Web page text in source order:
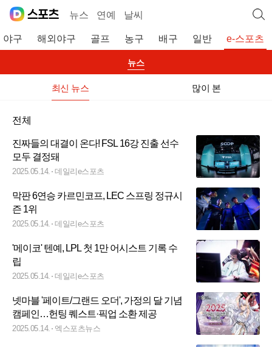
뉴스 연예 날씨
야구 해외야구 골프 농구 배구 일반 e-스포츠
뉴스
최신 뉴스 많이 본
전체
진짜들의 대결이 온다! FSL 16강 진출 선수
모두 결정돼
2025.05.14. 데일리e스포츠
막판 6연승 카르민코프, LEC 스프링 정규시
즌 1위
2025.05.14. 데일리e스포츠
'메이코' 텐예, LPL 첫 1만 어시스트 기록 수
립
2025.05.14. 데일리e스포츠
넷마블 '페이트/그랜드 오더', 가정의 달 기념
캠페인…헌팅 퀘스트·픽업 소환 제공
2025.05.14. 엑스포츠뉴스